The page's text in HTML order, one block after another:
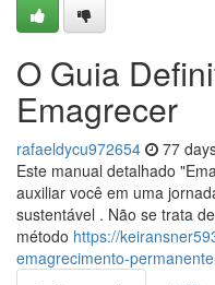
O Guia
Emagrecer
rafaeldycu972654 77
Este manual detalhado
auxiliar você em uma
sustentável . Não se trata
método https://
emagrecimento-